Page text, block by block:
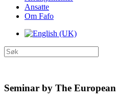
Ansatte
Om Fafo
Seminar by The